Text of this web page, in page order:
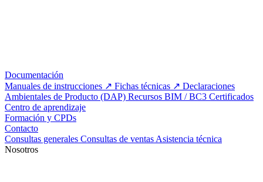
Documentación
Manuales de instrucciones
Fichas técnicas
Declaraciones
Ambientales de Producto (DAP) Recursos BIM / BC3 Certificados
Centro de aprendizaje
Formación y CPDs
Contacto
Consultas generales Consultas de ventas Asistencia técnica
Nosotros